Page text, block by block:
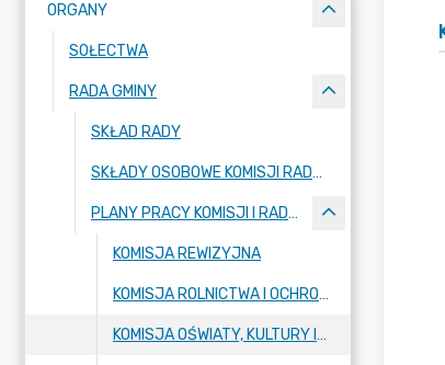
ORGANY
SOŁECTWA
RADA GMINY
SKŁAD RADY
SKŁADY OSOBOWE KOMISJI RADY GMINY
PLANY PRACY KOMISJI I RADY GMINY
KOMISJA REWIZYJNA
KOMISJA ROLNICTWA I OCHRONY ŚRODOWISKA
KOMISJA OŚWIATY, KULTURY I SPORTU